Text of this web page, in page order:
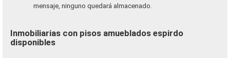
mensaje, ninguno quedará almacenado.
Inmobiliarias con pisos amueblados espirdo
disponibles